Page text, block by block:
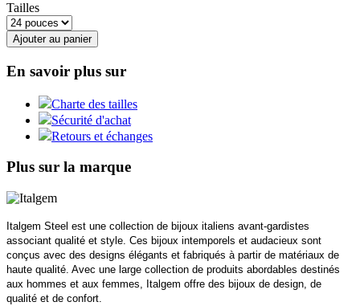
Tailles
Ajouter au panier
En savoir plus sur
Charte des tailles
Sécurité d'achat
Retours et échanges
Plus sur la marque
Italgem Steel est une collection de bijoux italiens avant-gardistes
associant qualité et style. Ces bijoux intemporels et audacieux sont
conçus avec des designs élégants et fabriqués à partir de matériaux de
haute qualité. Avec une large collection de produits abordables destinés
aux hommes et aux femmes, Italgem offre des bijoux de design, de
qualité et de confort.